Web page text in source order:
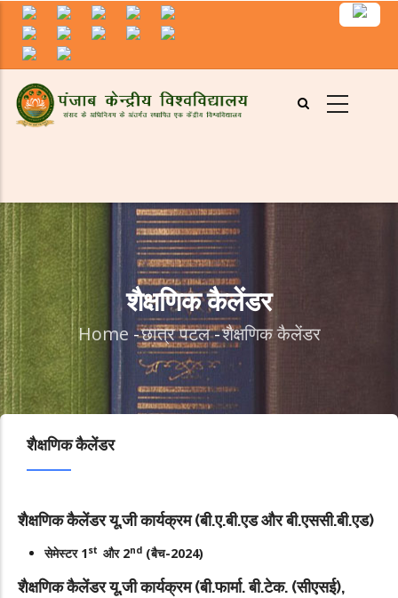
Skip
main
शैक्षणिक कैलेंडर
Breadcrumb
Home -छात्र पटल-शैक्षणिक कैलेंडर
शैक्षणिक कैलेंडर
शैक्षणिक कैलेंडर यू.जी कार्यक्रम (बी.ए.बी.एड और बी.एससी.बी.एड)
सेमेस्टर 1st और 2nd (बैच-2024)
शैक्षणिक कैलेंडर यू.जी कार्यक्रम (बी.फार्मा. बी.टेक. (सीएसई),